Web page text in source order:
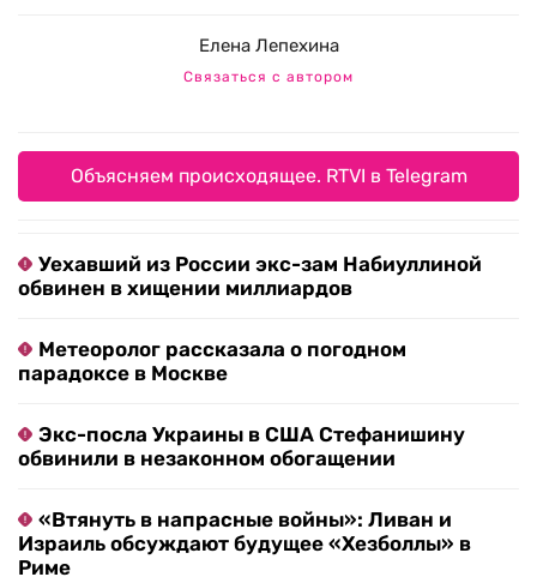
Елена Лепехина
Связаться с автором
Объясняем происходящее. RTVI в Telegram
Уехавший из России экс-зам Набиуллиной
обвинен в хищении миллиардов
Метеоролог рассказала о погодном
парадоксе в Москве
Экс-посла Украины в США Стефанишину
обвинили в незаконном обогащении
«Втянуть в напрасные войны»: Ливан и
Израиль обсуждают будущее «Хезболлы» в
Риме